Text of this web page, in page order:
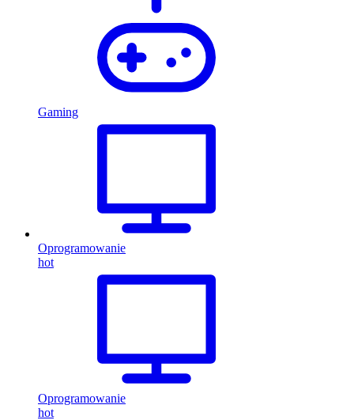
Gaming
Oprogramowanie
hot
Oprogramowanie
hot